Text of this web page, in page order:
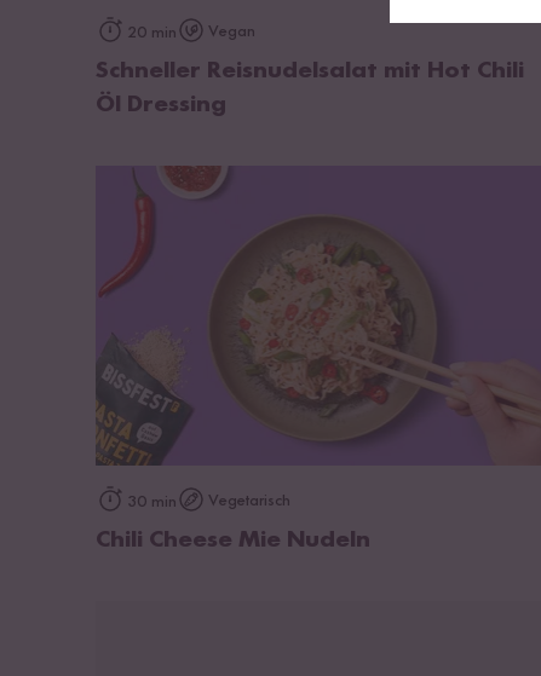
zum Rezept
20 min Vegan
Schneller Reisnudelsalat mit Hot Chili
Öl Dressing
30 min Vegetarisch
Chili Cheese Mie Nudeln